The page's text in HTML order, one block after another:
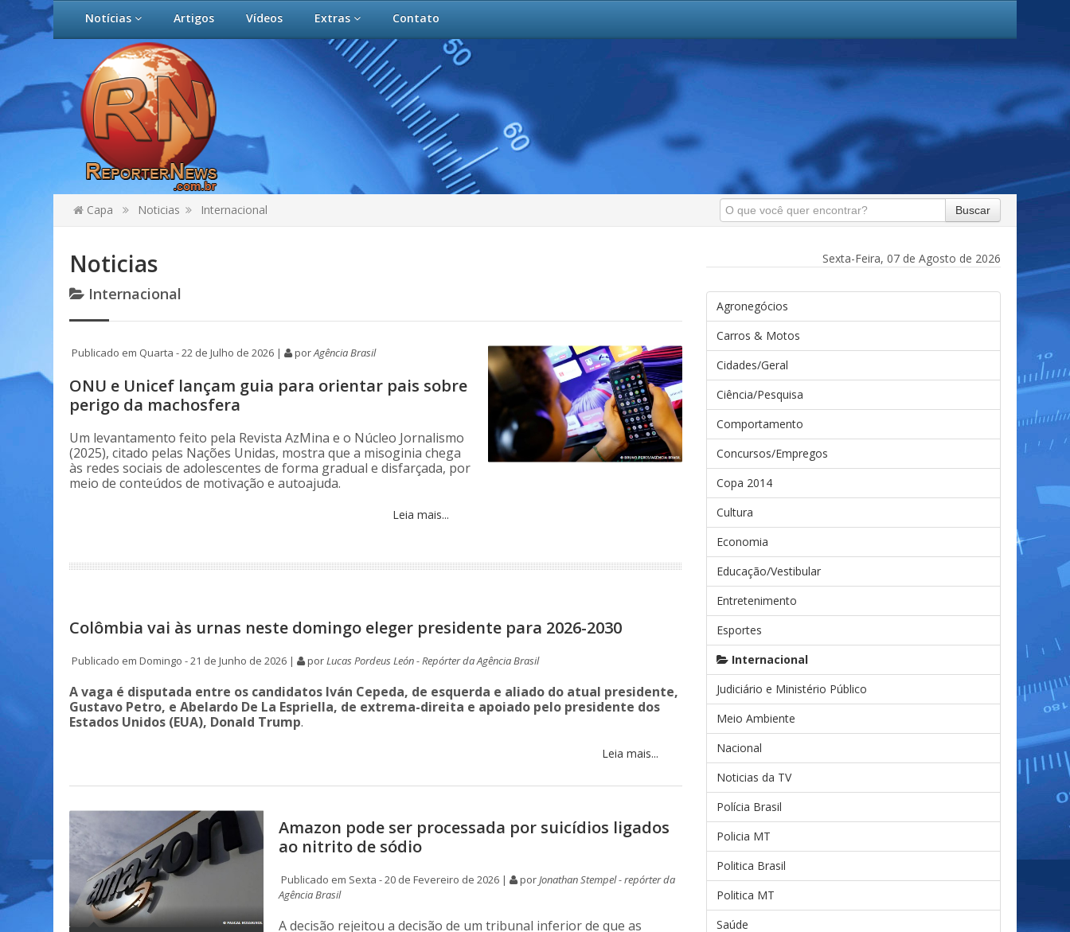
Notícias Artigos Vídeos Extras Contato
Capa Noticias Internacional Buscar
Noticias
Internacional
Publicado em Quarta - 22 de Julho de 2026 | porAgência Brasil
ONU e Unicef lançam guia para orientar pais sobre
perigo da machosfera
Um levantamento feito pela Revista AzMina e o Núcleo Jornalismo
(2025), citado pelas Nações Unidas, mostra que a misoginia chega
às redes sociais de adolescentes de forma gradual e disfarçada, por
meio de conteúdos de motivação e autoajuda.
Leia mais...
Colômbia vai às urnas neste domingo eleger presidente para 2026-2030
Publicado em Domingo - 21 de Junho de 2026 | porLucas Pordeus León - Repórter da Agência Brasil
A vaga é disputada entre os candidatos Iván Cepeda, de esquerda e aliado do atual presidente,
Gustavo Petro, e Abelardo De La Espriella, de extrema-direita e apoiado pelo presidente dos
Estados Unidos (EUA), Donald Trump.
Leia mais...
Amazon pode ser processada por suicídios ligados
ao nitrito de sódio
Publicado em Sexta - 20 de Fevereiro de 2026 | porJonathan Stempel - repórter da
Agência Brasil
A decisão rejeitou a decisão de um tribunal inferior de que as
Sexta-Feira, 07 de Agosto de 2026
Agronegócios
Carros & Motos
Cidades/Geral
Ciência/Pesquisa
Comportamento
Concursos/Empregos
Copa 2014
Cultura
Economia
Educação/Vestibular
Entretenimento
Esportes
Internacional
Judiciário e Ministério Público
Meio Ambiente
Nacional
Noticias da TV
Polícia Brasil
Policia MT
Politica Brasil
Politica MT
Saúde